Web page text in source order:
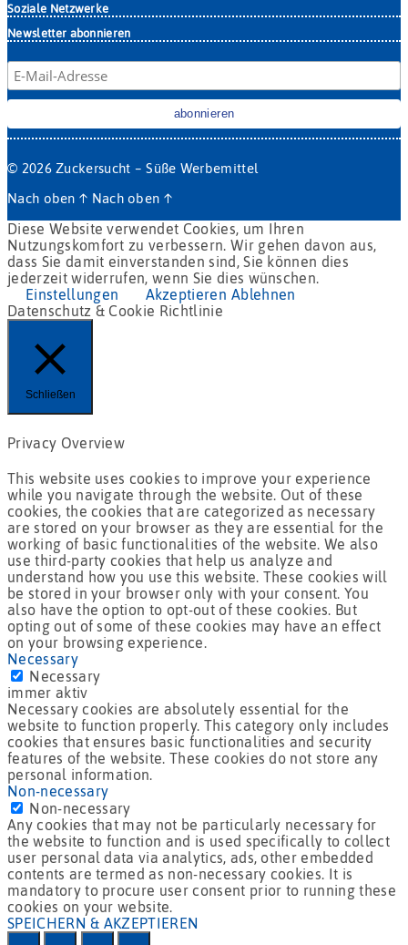
Soziale Netzwerke
Newsletter abonnieren
© 2026 Zuckersucht – Süße Werbemittel
Nach oben↑ Nach oben ↑
Diese Website verwendet Cookies, um Ihren
Nutzungskomfort zu verbessern. Wir gehen davon aus,
dass Sie damit einverstanden sind, Sie können dies
jederzeit widerrufen, wenn Sie dies wünschen.
Einstellungen
Akzeptieren Ablehnen
Datenschutz & Cookie Richtlinie
Schließen
Privacy Overview
This website uses cookies to improve your experience
while you navigate through the website. Out of these
cookies, the cookies that are categorized as necessary
are stored on your browser as they are essential for the
working of basic functionalities of the website. We also
use third-party cookies that help us analyze and
understand how you use this website. These cookies will
be stored in your browser only with your consent. You
also have the option to opt-out of these cookies. But
opting out of some of these cookies may have an effect
on your browsing experience.
Necessary
Necessary
immer aktiv
Necessary cookies are absolutely essential for the
website to function properly. This category only includes
cookies that ensures basic functionalities and security
features of the website. These cookies do not store any
personal information.
Non-necessary
Non-necessary
Any cookies that may not be particularly necessary for
the website to function and is used specifically to collect
user personal data via analytics, ads, other embedded
contents are termed as non-necessary cookies. It is
mandatory to procure user consent prior to running these
cookies on your website.
SPEICHERN & AKZEPTIEREN